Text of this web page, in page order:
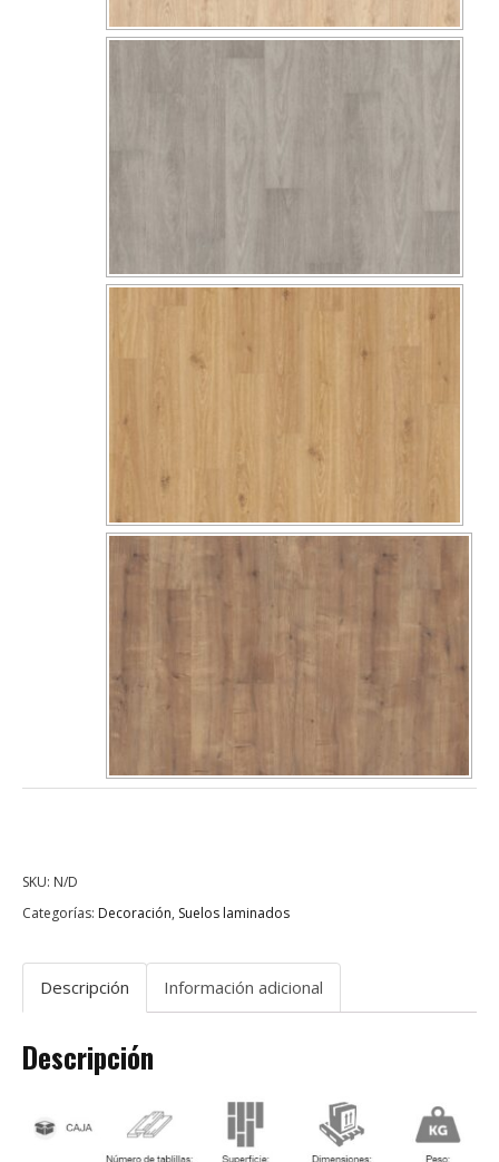
SKU: N/D
Categorías: Decoración, Suelos laminados
Descripción Información adicional
Descripción